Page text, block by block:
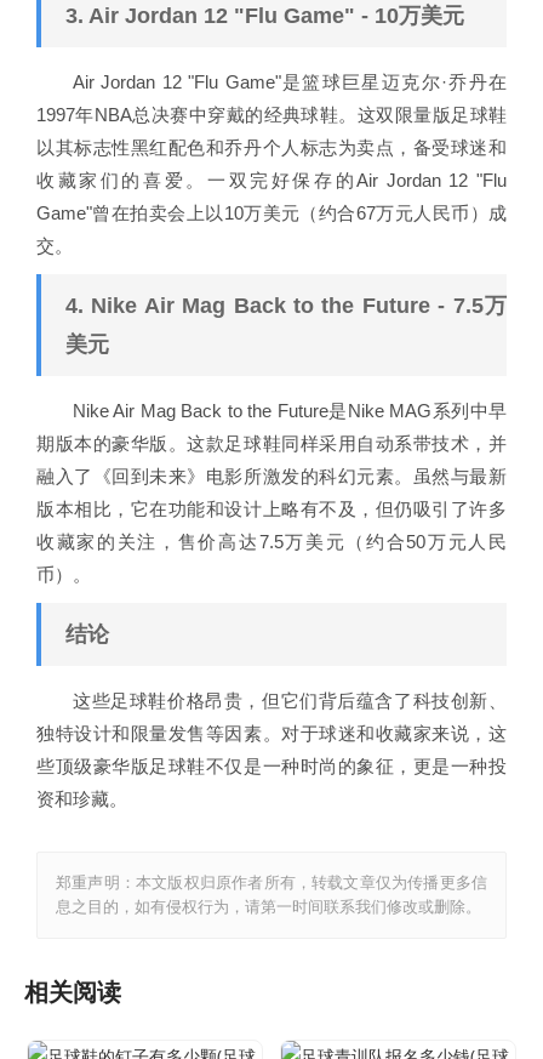
3. Air Jordan 12 "Flu Game" - 10万美元
Air Jordan 12 "Flu Game"是篮球巨星迈克尔·乔丹在
1997年NBA总决赛中穿戴的经典球鞋。这双限量版足球鞋
以其标志性黑红配色和乔丹个人标志为卖点，备受球迷和
收藏家们的喜爱。一双完好保存的Air Jordan 12 "Flu
Game"曾在拍卖会上以10万美元（约合67万元人民币）成
交。
4. Nike Air Mag Back to the Future - 7.5万
美元
Nike Air Mag Back to the Future是Nike MAG系列中早
期版本的豪华版。这款足球鞋同样采用自动系带技术，并
融入了《回到未来》电影所激发的科幻元素。虽然与最新
版本相比，它在功能和设计上略有不及，但仍吸引了许多
收藏家的关注，售价高达7.5万美元（约合50万元人民
币）。
结论
这些足球鞋价格昂贵，但它们背后蕴含了科技创新、
独特设计和限量发售等因素。对于球迷和收藏家来说，这
些顶级豪华版足球鞋不仅是一种时尚的象征，更是一种投
资和珍藏。
郑重声明：本文版权归原作者所有，转载文章仅为传播更多信
息之目的，如有侵权行为，请第一时间联系我们修改或删除。
相关阅读